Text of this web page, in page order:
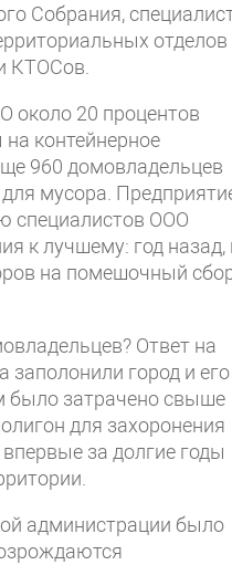
Собрания,
отделов
КТОСов.
около 20 процентов
контейнерное
960 домовладельцев
мусора.
специалистов ООО
к лучшему: год назад,
на помешочный
Ответ на
заполонили город и его
было затрачено свыше
для захоронения
за долгие годы
администрации было